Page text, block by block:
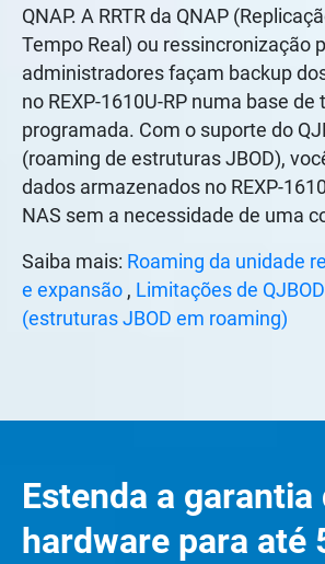
QNAP. A RRTR da QNAP
Tempo Real) ou ressincronização
administradores façam backup
no REXP-1610U-RP numa base de
programada. Com o suporte do
(roaming de estruturas JBOD),
dados armazenados no REXP-
NAS sem a necessidade de uma
Saiba mais: Roaming da unidade
e expansão , Limitações de
(estruturas JBOD em roaming)
Estenda a garantia
hardware para até